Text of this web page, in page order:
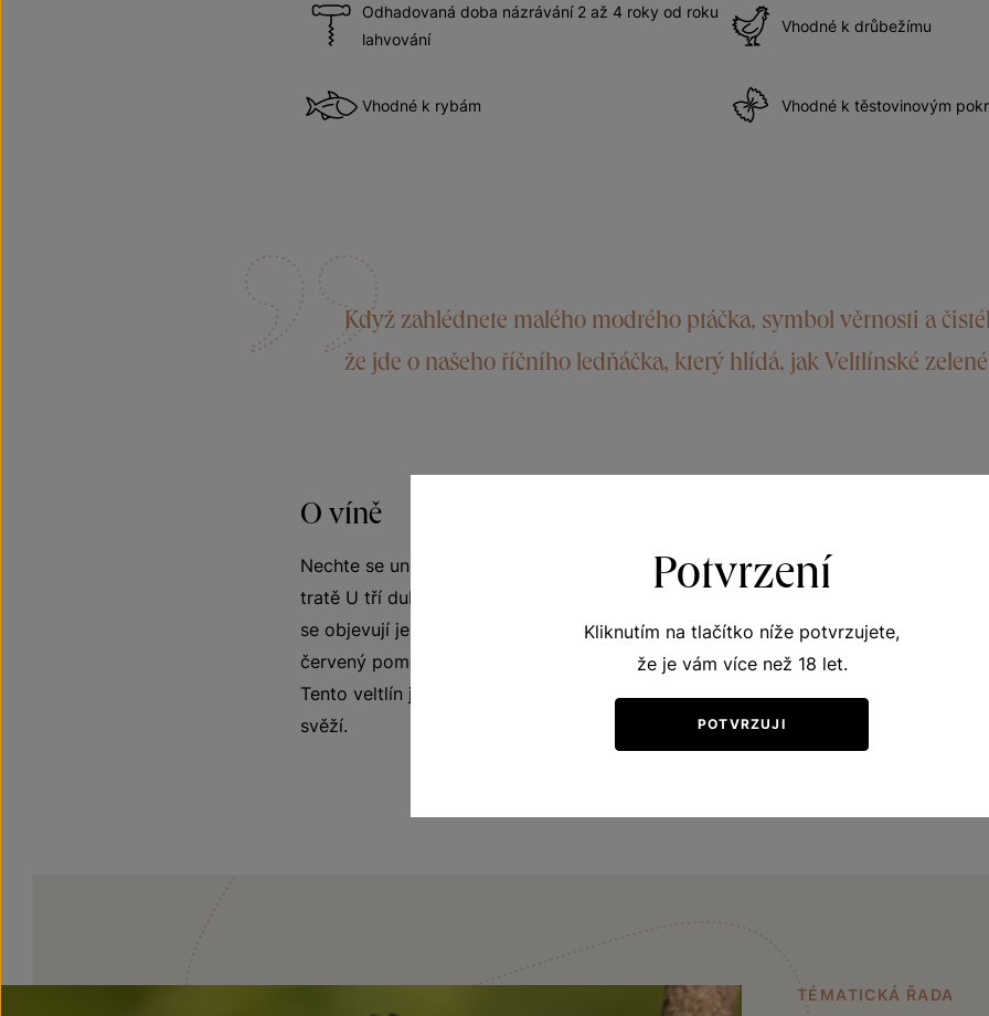
Odhadovaná doba názrávání 2 až 4 roky od roku
lahvování
Vhodné k drůbežímu
Vhodné k rybám Vhodné k těstovinovým
Když zahlédnete malého modrého ptáčka, symbol věrnosti a
že jde o našeho říčního ledňáčka, který hlídá, jak Veltlínské
O víně
Nechte se unést hravostí ledňáčka říčního a vychutnejte si svěží Veltlínské
tratě U tří dubů ze Stošíkovic na Louce. Víno je čisté a příjemně svěží se
se objevují jemné tóny tropického ovoce jako je pomelo, limetka nebo mango.
červený pomeranč nebo křupavé zelené jablíčko. Chuť je doplněna typickou
Tento veltlín je ideálním společníkem k lehkým úpravám ryb a kuřecího masa.
svěží.
TÉMATICKÁ ŘADA
Potvrzení
Kliknutím na tlačítko níže potvrzujete,
že je vám více než 18 let.
POTVRZUJI